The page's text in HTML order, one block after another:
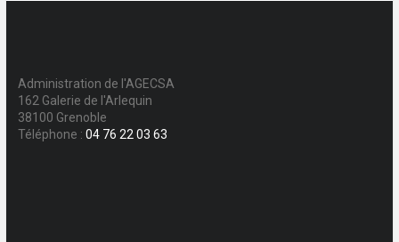
Administration de l'AGECSA
162 Galerie de l'Arlequin
38100 Grenoble
Téléphone : 04 76 22 03 63